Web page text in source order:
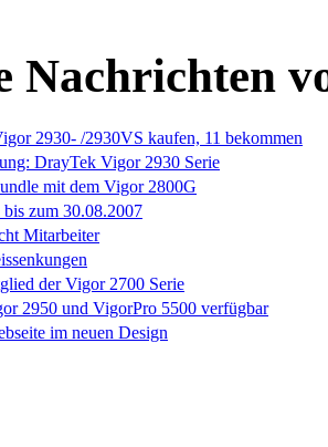
Nachrichten
2930- /2930VS kaufen, 11 bekommen
DrayTek Vigor 2930 Serie
mit dem Vigor 2800G
zum 30.08.2007
Mitarbeiter
der Vigor 2700 Serie
2950 und VigorPro 5500 verfügbar
im neuen Design